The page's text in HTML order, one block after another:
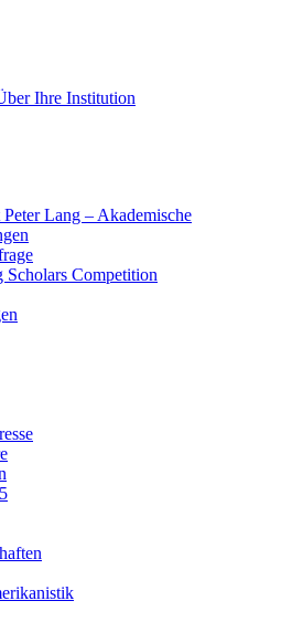
Ihre Institution
Lang – Akademische
Scholars Competition